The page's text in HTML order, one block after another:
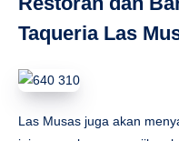
Carnitas Quesadillaitu
Quesadilla Vegan dengan
Pedas Selain makanan,
BekuBahasa Indonesia: